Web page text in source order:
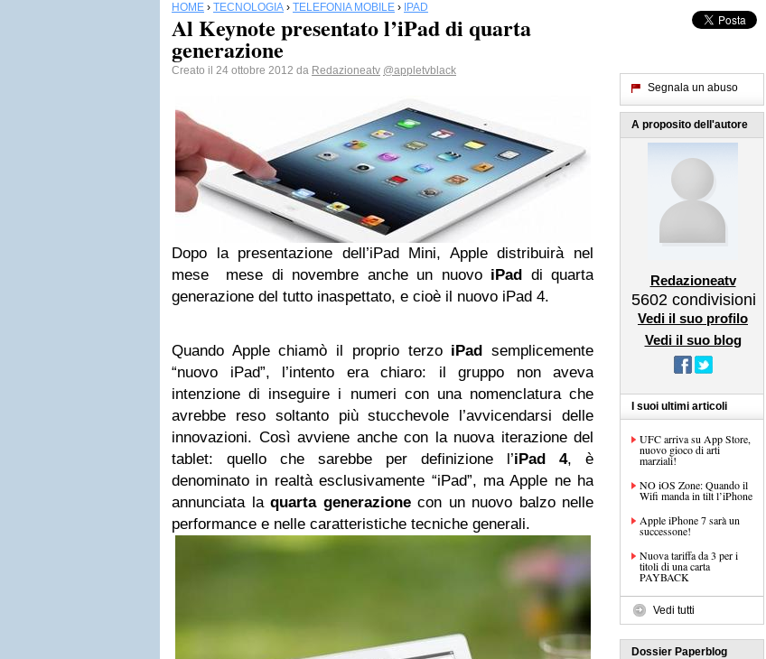
HOME › TECNOLOGIA › TELEFONIA MOBILE › IPAD
Al Keynote presentato l’iPad di quarta
generazione
Creato il 24 ottobre 2012 da Redazioneatv @appletvblack
Dopo la presentazione dell’iPad Mini, Apple distribuirà nel
mese mese di novembre anche un nuovo iPad di quarta
generazione del tutto inaspettato, e cioè il nuovo iPad 4.
Quando Apple chiamò il proprio terzo iPad semplicemente
“nuovo iPad”, l’intento era chiaro: il gruppo non aveva
intenzione di inseguire i numeri con una nomenclatura che
avrebbe reso soltanto più stucchevole l’avvicendarsi delle
innovazioni. Così avviene anche con la nuova iterazione del
tablet: quello che sarebbe per definizione l’iPad 4, è
denominato in realtà esclusivamente “iPad”, ma Apple ne ha
annunciata la quarta generazionecon un nuovo balzo nelle
performance e nelle caratteristiche tecniche generali.
Segnala un abuso
A proposito dell'autore
Redazioneatv
5602 condivisioni
Vedi il suo profilo
Vedi il suo blog
I suoi ultimi articoli
UFC arriva su App Store,
nuovo gioco di arti
marziali!
NO iOS Zone: Quando il
Wifi manda in tilt l’iPhone
Apple iPhone 7 sarà un
successone!
Nuova tariffa da 3 per i
titoli di una carta
PAYBACK
Vedi tutti
Dossier Paperblog